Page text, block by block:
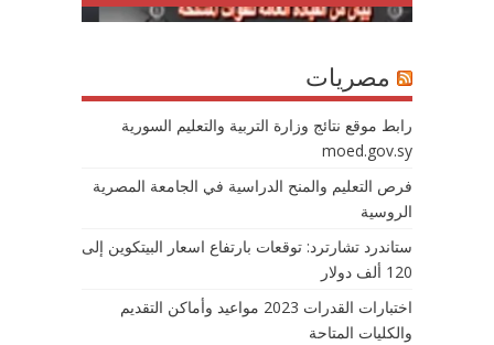
مصريات
رابط موقع نتائج وزارة التربية والتعليم السورية
moed.gov.sy
فرص التعليم والمنح الدراسية في الجامعة المصرية
الروسية
ستاندرد تشارترد: توقعات بارتفاع اسعار البيتكوين إلى
120 ألف دولار
اختبارات القدرات 2023 مواعيد وأماكن التقديم
والكليات المتاحة